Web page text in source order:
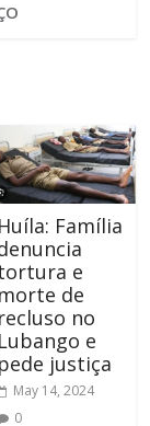
Huíla: Família
e
morte de
recluso no
Lubango e
pede justiça
May 14, 2024
0